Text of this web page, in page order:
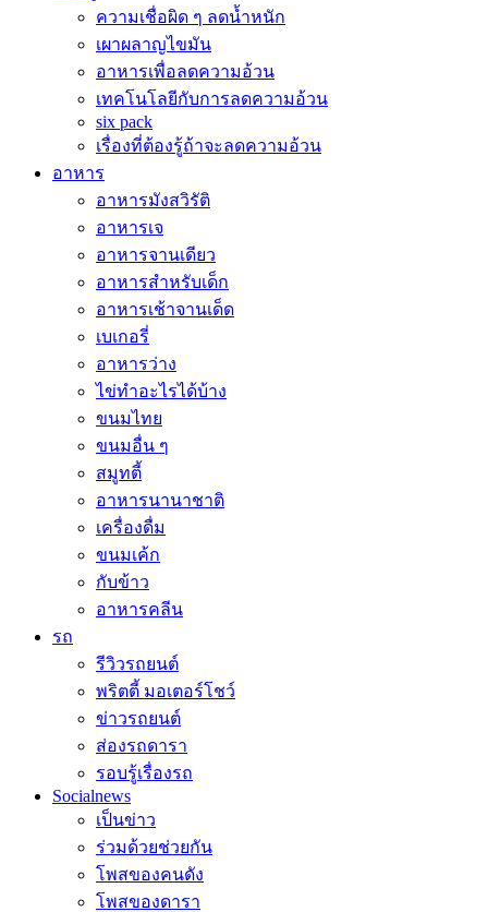
ความเชื่อผิด ๆ ลดน้ำหนัก
เผาผลาญไขมัน
อาหารเพื่อลดความอ้วน
เทคโนโลยีกับการลดความอ้วน
six pack
เรื่องที่ต้องรู้ถ้าจะลดความอ้วน
อาหาร
อาหารมังสวิรัติ
อาหารเจ
อาหารจานเดียว
อาหารสำหรับเด็ก
อาหารเช้าจานเด็ด
เบเกอรี่
อาหารว่าง
ไข่ทำอะไรได้บ้าง
ขนมไทย
ขนมอื่น ๆ
สมูทตี้
อาหารนานาชาติ
เครื่องดื่ม
ขนมเค้ก
กับข้าว
อาหารคลีน
รถ
รีวิวรถยนต์
พริตตี้ มอเตอร์โชว์
ข่าวรถยนต์
ส่องรถดารา
รอบรู้เรื่องรถ
Socialnews
เป็นข่าว
ร่วมด้วยช่วยกัน
โพสของคนดัง
โพสของดารา